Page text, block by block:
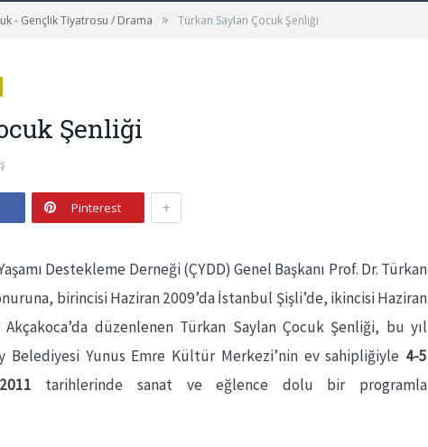
- Gençlik Tiyatrosu / Drama » Türkan Saylan Çocuk Şenliği
Şenliği
Pinterest +
Destekleme Derneği (ÇYDD) Genel Başkanı Prof. Dr. Türkan
birincisi Haziran 2009’da İstanbul Şişli’de, ikincisi Haziran
Akçakoca’da düzenlenen Türkan Saylan Çocuk Şenliği, bu yıl
Belediyesi Yunus Emre Kültür Merkezi’nin ev sahipliğiyle 4-5
tarihlerinde
sanat ve eğlence dolu bir programla